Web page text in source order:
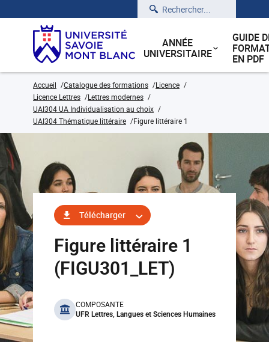
Rechercher
ANNÉE
UNIVERSITAIRE
GUIDE
EN PDF
Accueil Catalogue des formations
Licence
Licence Lettres
Lettres modernes
UAI304 UA Individualisation au choix
UAI304 Thématique littéraire
Figure littéraire 1
Télécharger
Figure littéraire 1
(FIGU301_LET)
benefits
COMPOSANTE
UFR Lettres, Langues et Sciences Humaines